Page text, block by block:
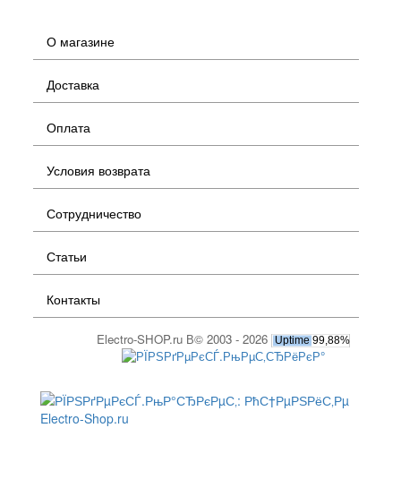
О магазине
Доставка
Оплата
Условия возврата
Сотрудничество
Статьи
Контакты
Electro-SHOP.ru В© 2003 - 2026